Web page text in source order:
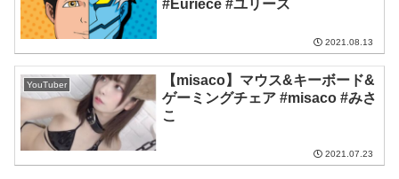
#Euriece #ユリース
2021.08.13
YouTuber
【misaco】マウス&キーボード&
ゲーミングチェア #misaco #みさ
こ
2021.07.23